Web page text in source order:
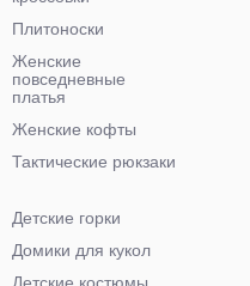
Плитоноски
Женские
повседневные
платья
Женские кофты
Тактические рюкзаки
Детские горки
Домики для кукол